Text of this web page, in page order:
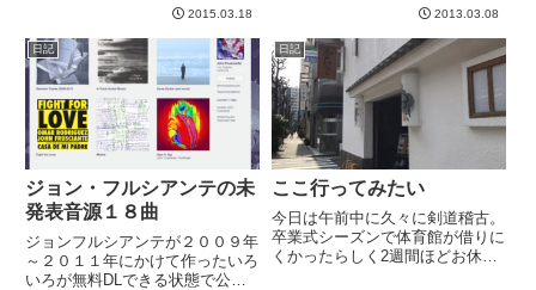
さんの記事前回は肉離れで、松葉
杖をつきながらの出張だったの
で、超つらかったのですが、今回
は元気＾＾-----
2015.03.18
っています。一番好きなバンド＝
エアロスミスとか言っててギター
やってるくせに、まともに１曲通
してコピーしたのは、...
2013.03.08
日記
ジョン・フルシアンテの未
発表音源１８曲
ジョンフルシアンテが２００９年
～２０１１年にかけて作ったいろ
いろが無料DLできる状態で公開
日記
ここ行ってみたい
今日は午前中に久々に剣道稽古。
卒業式シーズンで体育館が借りに
くかったらしく2週間ほどお休み